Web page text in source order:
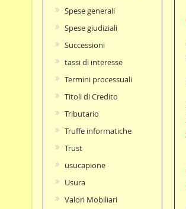
Spese generali
Spese giudiziali
Successioni
tassi di interesse
Termini processuali
Titoli di Credito
Tributario
Truffe informatiche
Trust
usucapione
Usura
Valori Mobiliari